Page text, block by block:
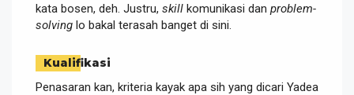
kata bosen, deh. Justru, skill komunikasi dan problem-
solving lo bakal terasah banget di sini.
Kualifikasi
Penasaran kan, kriteria kayak apa sih yang dicari Yadea